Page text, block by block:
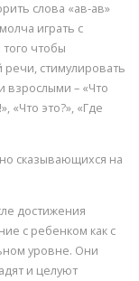
слова «ав-ав»
играть с
чтобы
стимулировать
взрослыми – «Что
«Что это?», «Где
сказывающихся на
достижения
с ребенком как с
уровне. Они
и целуют